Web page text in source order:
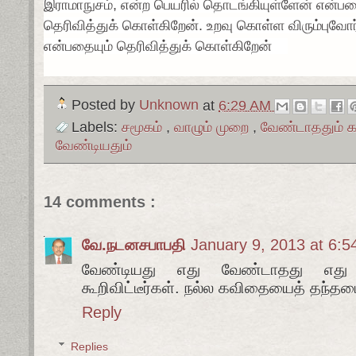
இராமாநுசம், என்ற பெயரில் தொடங்கியுள்ளேன்
தெரிவித்துக் கொள்கிறேன். உறவு கொள்ள
என்பதையும் தெரிவித்துக் கொள்கிறேன்
Posted by Unknown at 6:29 AM
Labels: சமூகம் , வாழும் முறை , வேண்டாததும்
வேண்டியதும்
14 comments :
வே.நடனசபாபதி January 9, 2013 at
வேண்டியது எது வேண்டாதது
கூறிவிட்டீர்கள். நல்ல கவிதையைத்
Reply
Replies